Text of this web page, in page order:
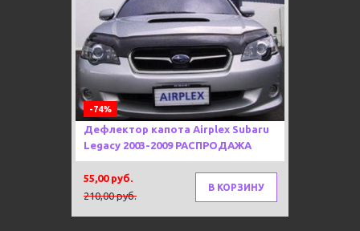
-74%
Дефлектор капота Airplex Subaru
Legacy 2003-2009 РАСПРОДАЖА
210,00 руб.
55,00 руб.
В КОРЗИНУ